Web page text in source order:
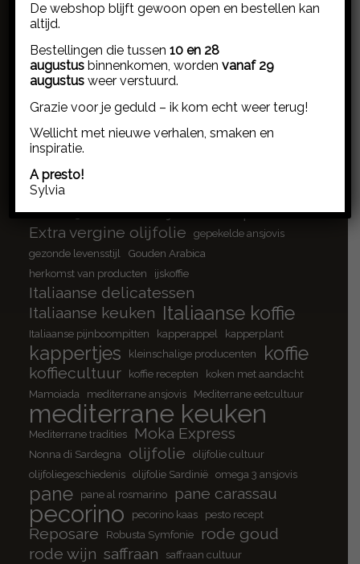
Artikelen over…
ambachtelijk koken
ansjovis cultuur
ansjovisfilets ansjovis sardinië
Arboribus basilicum pesto biologische saffraan
bloemknoppen
borrelplank inspiratie bottarga di muggine
brood platbrood cannonau Capparis spinosa
cappuccino
culinaire verhalen
duurzame visserij
eerlijke ingrediënten eerlijk eten espresso
Extra vergine olijfolie
gepekelde ansjovis
gezonde levensstijl
Gouden Arabica
herkomst van producten
ijskoffie
Italiaanse delicatessen
Italiaanse keuken Italiaanse koffie
Italiaanse pijnboompitten kapperappel kapperplant
kappertjes kleinschalige producenten koffie
koffiecultuur koffie recepten
koken met aandacht
Mamoiada
mediterrane ansjovis Mediterrane eetcultuur
mediterrane keuken
Mediterrane tradities Moka Express
Nonna di Sardegna olijfolie
olijfolie cultuur
olijfoliegeschiedenis olijfolie Sardinië omega 3 ansjovis
pane pane al rosmarino pane carassau
pecorino pecorino kaas pesto recept
Reposare Robusta Symfonie
rode goud
rode wijn saffraan
saffraan cultuur
De webshop blijft gewoon open en bestellen kan
altijd.
Bestellingen die tussen10 en 28
augustus binnenkomen, wordenvanaf 29
augustus weer verstuurd.
Grazie voor je geduld – ik kom echt weer terug!
Wellicht met nieuwe verhalen, smaken en
inspiratie.
A presto!
Sylvia